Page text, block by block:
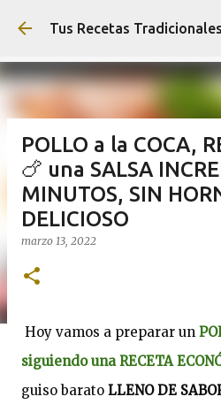
Ir al contenido
Tus Recetas Tradicionales
POLLO a la COCA,
🍗 una SALSA
MINUTOS, SIN
DELICIOSO
marzo 13, 2022
Hoy vamos a preparar un
siguiendo una RECETA
guiso barato LLENO DE